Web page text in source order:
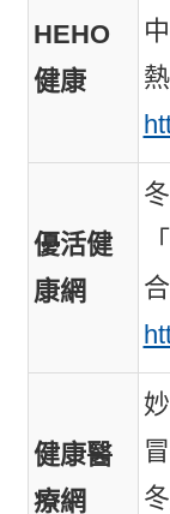
HEHO
健康
優活健
康網
合
健康醫
療網